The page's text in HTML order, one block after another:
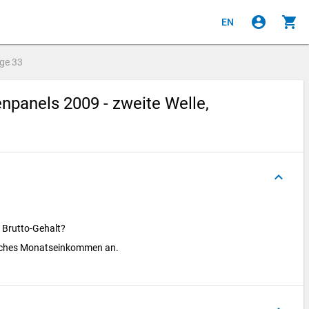
EN account_circle shopping_cart
33
2009 - zweite Welle,
keyboard_arrow_up
Gehalt?
Monatseinkommen an.